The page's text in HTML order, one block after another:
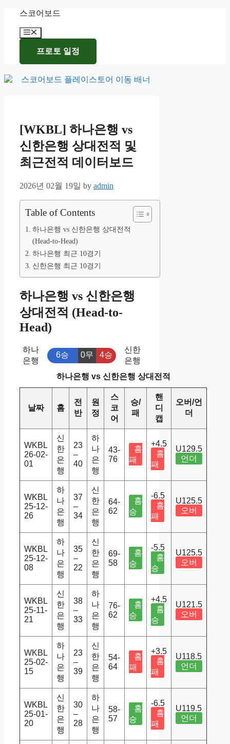
content
스코어보드
Menu
프로토 일정
[WKBL] 하나은행 vs
신한은행 상대전적 및
최근전적 데이터보드
2026년 02월 19일 by admin
Table of Contents
하나은행 vs 신한은행 상대전적
(Head-to-Head)
하나은행 최근 10경기
신한은행 최근 10경기
하나은행 vs 신한은행
상대전적 (Head-to-
Head)
하나
은행
6승 0무 4승
신한
은행
하나은행 vs 신한은행 상대전적
날짜 홈
전
반
원
정
스
코
어
승/
패
핸
디
캡
오버/언
더
WKBL
26-02-
01
신
한
은
행
23
–
40
하
나
은
행
43-
76
홈
패
+4.5
홈
패
U129.5
언더
WKBL
25-12-
26
하
나
은
행
37
–
34
신
한
은
행
64-
62
홈
승
-6.5
홈
패
U125.5
오버
WKBL
25-12-
08
하
나
은
행
35
–
22
신
한
은
행
69-
58
홈
승
-5.5
홈
승
U125.5
오버
WKBL
25-11-
21
신
한
은
행
38
–
33
하
나
은
행
76-
62
홈
승
+4.5
홈
승
U121.5
오버
WKBL
25-02-
15
하
나
은
행
23
–
39
신
한
은
행
54-
64
홈
패
+3.5
홈
패
U118.5
언더
WKBL
25-01-
20
신
한
은
행
30
–
28
하
나
은
행
58-
57
홈
승
-6.5
홈
패
U119.5
언더